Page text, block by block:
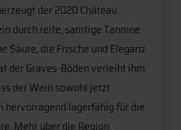
der 2020 Château
durch reife, samtige Tannine
Säure, die Frische und Eleganz
der Graves-Böden verleiht ihm
der Wein sowohl jetzt
hervorragend lagerfähig für die
Mehr über die Region